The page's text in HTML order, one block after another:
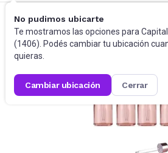
No pudimos ubicarte
Te mostramos las opciones para
(1406). Podés cambiar tu ubicación
quieras.
cambiar ubicación cerrar
Belleza y Cuidado Corporal